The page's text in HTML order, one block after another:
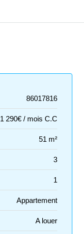
86017816
1 290€ / mois C.C
51 m²
3
1
Appartement
A louer